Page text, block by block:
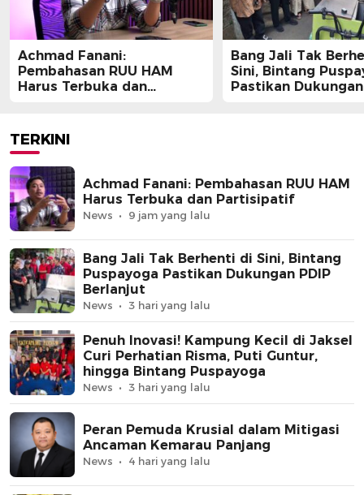
Achmad Fanani:
Pembahasan RUU HAM
Harus Terbuka dan
Bang Jali Tak
Sini, Bintang
Pastikan Dukungan
TERKINI
Achmad Fanani: Pembahasan RUU HAM
Harus Terbuka dan Partisipatif
News 9 jam yang lalu
Bang Jali Tak Berhenti di Sini, Bintang
Puspayoga Pastikan Dukungan PDIP
Berlanjut
News 3 hari yang lalu
Penuh Inovasi! Kampung Kecil di Jaksel
Curi Perhatian Risma, Puti Guntur,
hingga Bintang Puspayoga
News 3 hari yang lalu
Peran Pemuda Krusial dalam Mitigasi
Ancaman Kemarau Panjang
News 4 hari yang lalu